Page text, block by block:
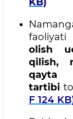
olish
qilish,
tartibi
F 124